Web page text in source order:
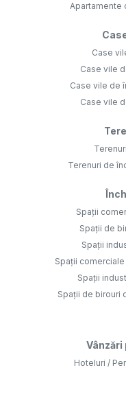
Apartamente
Case
Case vile
Case vile de
Case vile
Terenuri de
Spații
Spații de
Spații
Spații
Spații
Spații de birouri
Hoteluri /